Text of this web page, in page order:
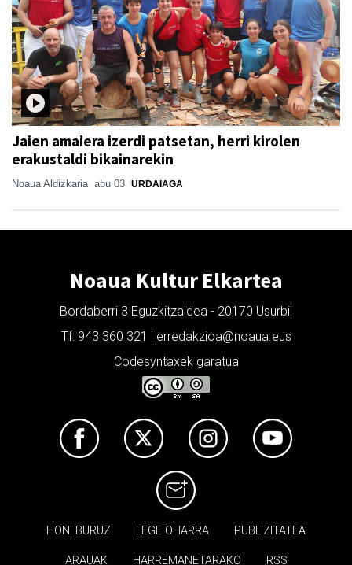
Jaien amaiera izerdi patsetan, herri kirolen
erakustaldi bikainarekin
Noaua Aldizkaria abu 03 URDAIAGA
Noaua Kultur Elkartea
Bordaberri 3 Eguzkitzaldea - 20170 Usurbil
Tf: 943 360 321 | erredakzioa@noaua.eus
Codesyntaxek garatua
HONI BURUZ LEGE OHARRA PUBLIZITATEA
ARAUAK HARREMANETARAKO RSS